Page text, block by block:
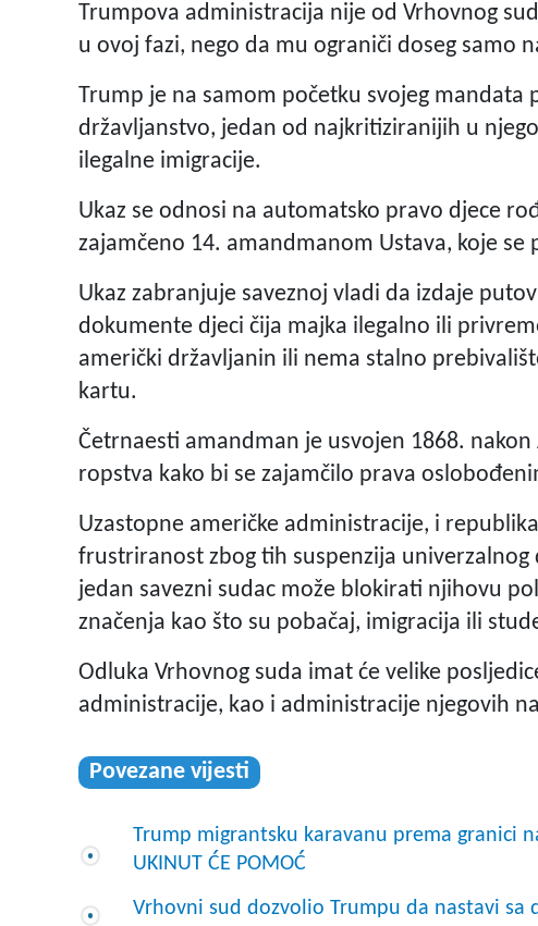
Trumpova administracija nije od Vrhovnog
u ovoj fazi, nego da mu ograniči doseg samo
Trump je na samom početku svojeg mandata
državljanstvo, jedan od najkritiziranijih u
ilegalne imigracije.
Ukaz se odnosi na automatsko pravo djece
zajamčeno 14. amandmanom Ustava, koje se
Ukaz zabranjuje saveznoj vladi da izdaje
dokumente djeci čija majka ilegalno ili
američki državljanin ili nema stalno
kartu.
Četrnaesti amandman je usvojen 1868.
ropstva kako bi se zajamčilo prava
Uzastopne američke administracije, i
frustriranost zbog tih suspenzija univerzalnog
jedan savezni sudac može blokirati njihovu
značenja kao što su pobačaj, imigracija ili
Odluka Vrhovnog suda imat će velike
administracije, kao i administracije njegovih
Povezane vijesti
Trump migrantsku karavanu prema granici
UKINUT ĆE POMOĆ
Vrhovni sud dozvolio Trumpu da nastavi sa